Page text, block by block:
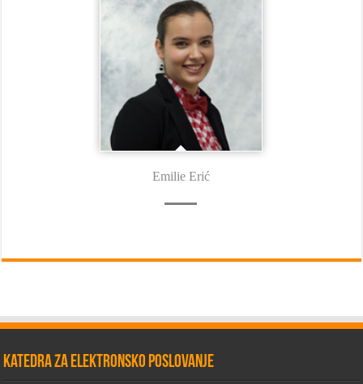
Emilie Erić
Katedra za elektronsko poslovanje